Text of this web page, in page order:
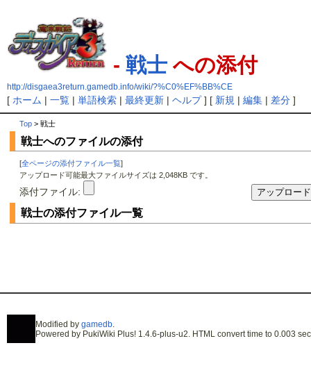
- 戦士への添付
http://disgaea3return.gamedb.info/wiki/?%C0%EF%BB%CE
[ ホーム | 一覧| 単語検索| 最終更新| ヘルプ] [ 新規 | 編集| 差分]
Top > 戦士
戦士へのファイルの添付
[全ページの添付ファイル一覧]
アップロード可能最大ファイルサイズは 2,048KB です。
添付ファイル:
戦士の添付ファイル一覧
Modified by gamedb.
Powered by PukiWiki Plus! 1.4.6-plus-u2. HTML convert time to 0.003